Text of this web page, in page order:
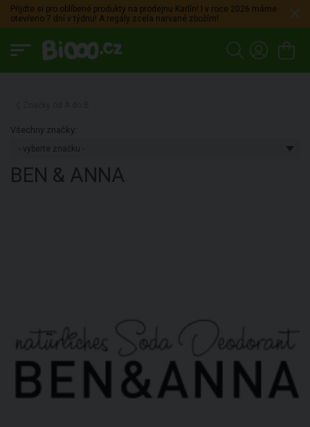
Přijdte si pro oblíbené produkty na prodejnu Karlín! I v roce 2026 máme
otevřeno 7 dní v týdnu! A regály zcela narvané zbožím!
Všechny značky:
BEN & ANNA